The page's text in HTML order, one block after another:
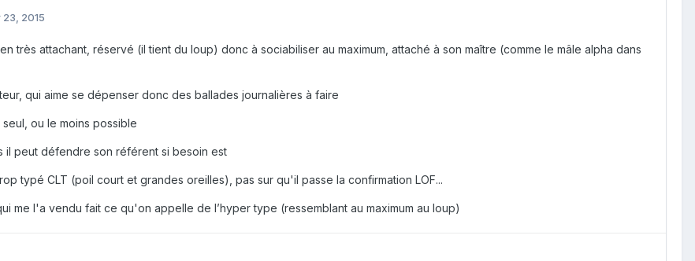
2015
très attachant, réservé (il tient du loup) donc à sociabiliser au maximum, attaché à son maître (comme le mâle alpha dans
qui aime se dépenser donc des ballades journalières à faire
ou le moins possible
il peut défendre son référent si besoin est
typé CLT (poil court et grandes oreilles), pas sur qu'il passe la confirmation LOF...
me l'a vendu fait ce qu'on appelle de l’hyper type (ressemblant au maximum au loup)